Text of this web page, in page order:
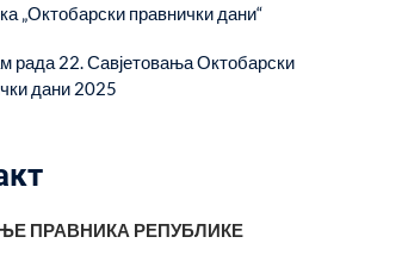
„Октобарски правнички дани“
рада 22. Савјетовања Октобарски
дани 2025
ПРАВНИКА РЕПУБЛИКЕ